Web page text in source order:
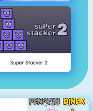
Super Stacker 2